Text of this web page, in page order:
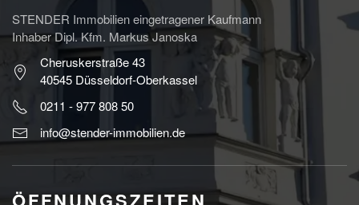
STENDER Immobilien eingetragener Kaufmann
Inhaber Dipl. Kfm. Markus Janoska
Cheruskerstraße 43
40545 Düsseldorf-Oberkassel
0211 - 977 808 50
info@stender-immobilien.de